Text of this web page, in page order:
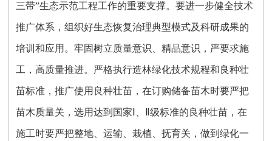
三带”生态示范工程工作的重要支撑。要进一步健全技术
推广体系，组织好生态恢复治理典型模式及科研成果的
培训和应用。牢固树立质量意识、精品意识，严要求施
工，高质量推进。严格执行造林绿化技术规程和良种壮
苗标准，推广使用良种壮苗，在订购储备苗木时要严把
苗木质量关，选用达到国家Ⅰ、Ⅱ级标准的良种壮苗，在
施工时要严把整地、运输、栽植、抚育关，做到绿化一